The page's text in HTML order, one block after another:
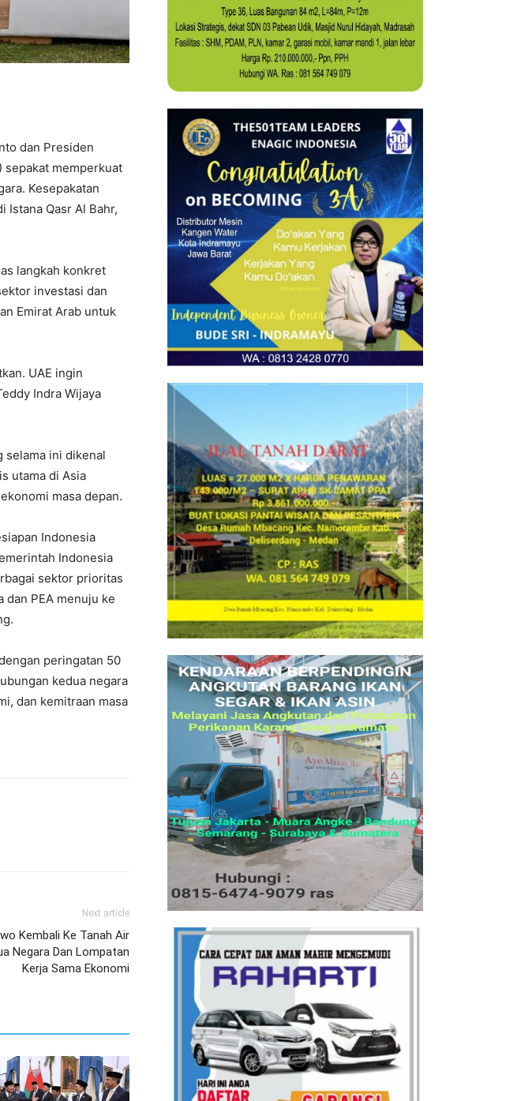
dan Presiden
sepakat memperkuat
Kesepakatan
Qasr Al Bahr,
langkah konkret
investasi dan
Emirat Arab untuk
UAE ingin
Indra Wijaya
selama ini dikenal
utama di Asia
masa depan.
Indonesia
Indonesia
sektor prioritas
PEA menuju ke
peringatan 50
kedua negara
dan kemitraan masa
Next article
Kembali Ke Tanah Air
Negara Dan Lompatan
Kerja Sama Ekonomi